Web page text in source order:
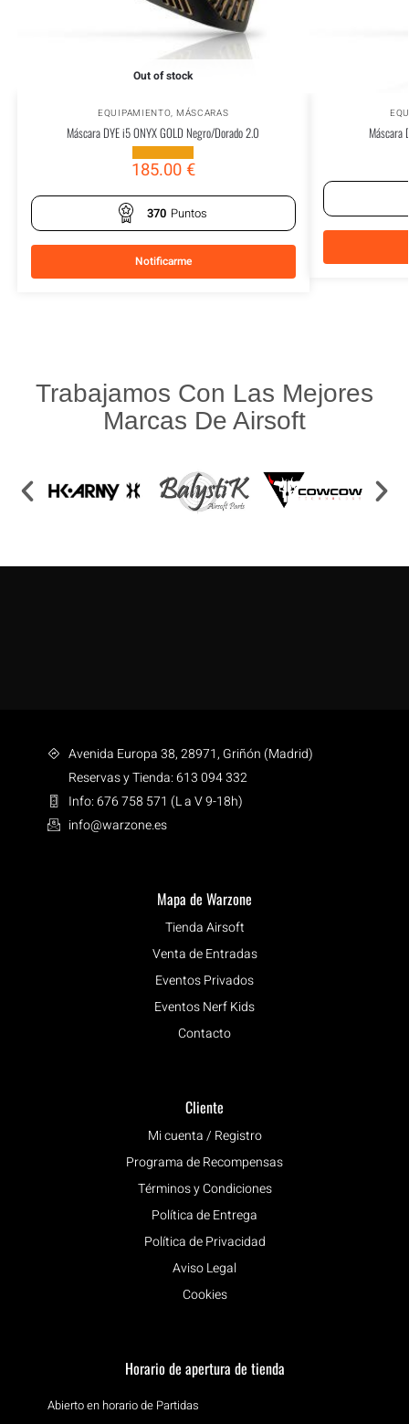
Out of stock
EQUIPAMIENTO, MÁSCARAS
Máscara DYE i5 ONYX GOLD Negro/Dorado 2.0
185.00€
370 Puntos
Notificarme
Máscara
Trabajamos Con Las Mejores
Marcas De Airsoft
Avenida Europa 38, 28971, Griñón (Madrid)
Reservas y Tienda: 613 094 332
Info: 676 758 571 (L a V 9-18h)
info@warzone.es
Mapa de Warzone
Tienda Airsoft
Venta de Entradas
Eventos Privados
Eventos Nerf Kids
Contacto
Cliente
Mi cuenta / Registro
Programa de Recompensas
Términos y Condiciones
Política de Entrega
Política de Privacidad
Aviso Legal
Cookies
Horario de apertura de tienda
Abierto en horario de Partidas